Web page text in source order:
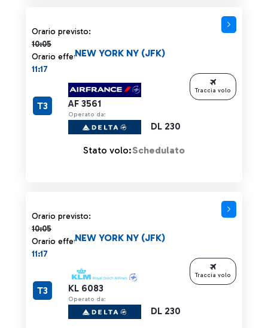
Orario previsto:
10:05
Orario previsto 10:05 barrato
Orario effettivo:
11:17
AF 3561
Operato da:
DL 230
NEW YORK NY (JFK)
T3
Stato volo:Schedulato
Traccia volo
Orario previsto:
10:05
Orario previsto 10:05 barrato
Orario effettivo:
11:17
KL 6083
Operato da:
DL 230
NEW YORK NY (JFK)
T3
Traccia volo